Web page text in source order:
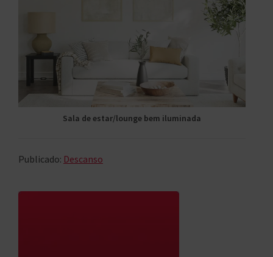
Sala de estar/lounge bem iluminada
Publicado: Descanso
Primary